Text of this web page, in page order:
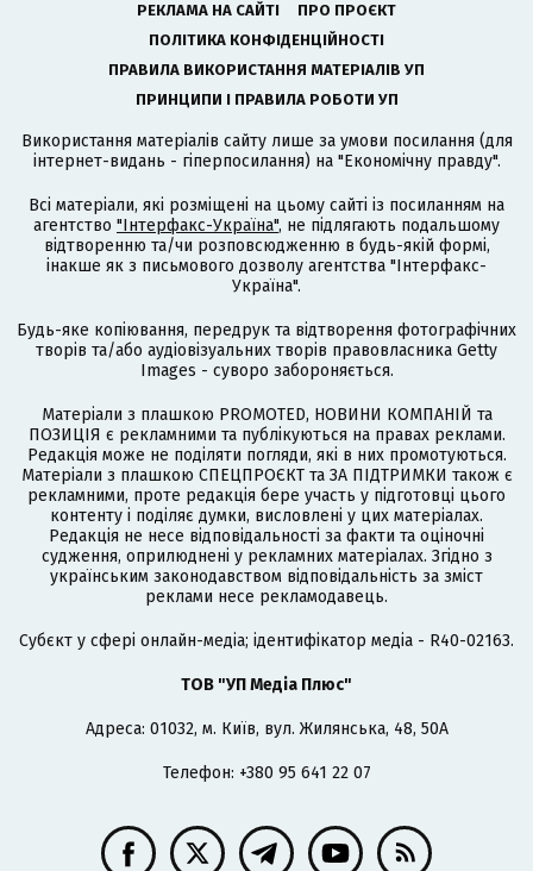
РЕКЛАМА НА САЙТІ
ПРО ПРОЄКТ
ПОЛІТИКА КОНФІДЕНЦІЙНОСТІ
ПРАВИЛА ВИКОРИСТАННЯ МАТЕРІАЛІВ УП
ПРИНЦИПИ І ПРАВИЛА РОБОТИ УП
Використання матеріалів сайту лише за умови посилання (для
інтернет-видань - гіперпосилання) на "Економічну правду".
Всі матеріали, які розміщені на цьому сайті із посиланням на
агентство "Інтерфакс-Україна", не підлягають подальшому
відтворенню та/чи розповсюдженню в будь-якій формі,
інакше як з письмового дозволу агентства "Інтерфакс-
Україна".
Будь-яке копіювання, передрук та відтворення фотографічних
творів та/або аудіовізуальних творів правовласника Getty
Images - суворо забороняється.
Матеріали з плашкою PROMOTED, НОВИНИ КОМПАНІЙ та
ПОЗИЦІЯ є рекламними та публікуються на правах реклами.
Редакція може не поділяти погляди, які в них промотуються.
Матеріали з плашкою СПЕЦПРОЄКТ та ЗА ПІДТРИМКИ також є
рекламними, проте редакція бере участь у підготовці цього
контенту і поділяє думки, висловлені у цих матеріалах.
Редакція не несе відповідальності за факти та оціночні
судження, оприлюднені у рекламних матеріалах. Згідно з
українським законодавством відповідальність за зміст
реклами несе рекламодавець.
Cубєкт у сфері онлайн-медіа; ідентифікатор медіа - R40-02163.
ТОВ "УП Медіа Плюс"
Адреса: 01032, м. Київ, вул. Жилянська, 48, 50А
Телефон: +380 95 641 22 07